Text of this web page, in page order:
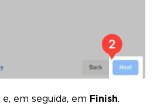
e, em seguida, em Finish.